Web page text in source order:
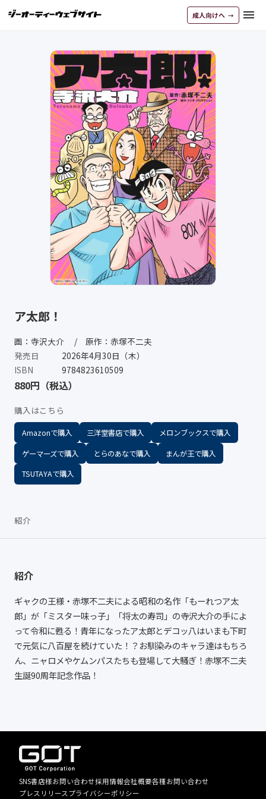
成人向けへ menu
ア太郎！
画：寺沢大介 / 原作：赤塚不二夫
発売日
2026年4月30日（木）
ISBN
9784823610509
880円（税込）
購入はこちら
Amazonで購入 三洋堂書店で購入
メロンブックスで購入
ゲーマーズで購入
とらのあなで購入
まんが王で購入
TSUTAYAで購入
紹介
紹介
ギャクの王様・赤塚不二夫による昭和の名作「もーれつア太
郎」が「ミスター味っ子」「将太の寿司」の寺沢大介の手によ
って令和に甦る！青年になったア太郎とデコッ八はいまも下町
で元気に八百屋を続けていた！？お馴染みのキャラ達はもちろ
ん、ニャロメやケムンパスたちも登場して大騒ぎ！赤塚不二夫
生誕90周年記念作品！
SNS書店様お問い合わせ採用情報会社概要各種お問い合わせ
プレスリリースプライバシーポリシー